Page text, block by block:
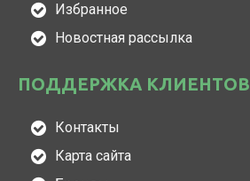
Избранное
Новостная рассылка
ПОДДЕРЖКА КЛИЕНТОВ
Контакты
Карта сайта